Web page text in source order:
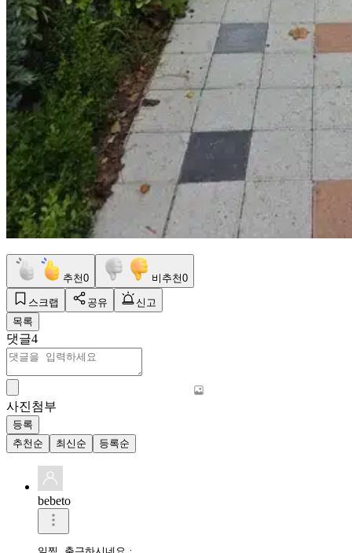
추천0 비추천0
스크랩 공유
신고
목록
댓글4
사진첨부
등록
추천순
최신순 등록순
bebeto